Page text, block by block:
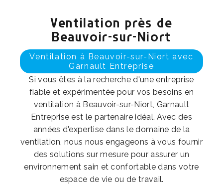
Ventilation près de
Beauvoir-sur-Niort
Ventilation à Beauvoir-sur-Niort avec
Garnault Entreprise
Si vous êtes à la recherche d'une entreprise
fiable et expérimentée pour vos besoins en
ventilation à Beauvoir-sur-Niort, Garnault
Entreprise est le partenaire idéal. Avec des
années d'expertise dans le domaine de la
ventilation, nous nous engageons à vous fournir
des solutions sur mesure pour assurer un
environnement sain et confortable dans votre
espace de vie ou de travail.